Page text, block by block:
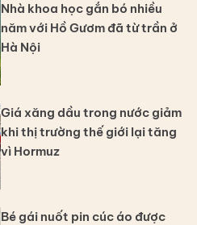
Nhà khoa học gắn bó nhiều
năm với Hồ Gươm đã từ trần ở
Hà Nội
Giá xăng dầu trong nước giảm
khi thị trường thế giới lại tăng
vì Hormuz
Bé gái nuốt pin cúc áo được